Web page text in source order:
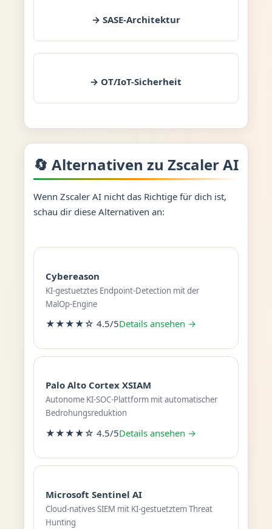
→ SASE-Architektur
→ OT/IoT-Sicherheit
🔄 Alternativen zu Zscaler AI
Wenn Zscaler AI nicht das Richtige für dich ist,
schau dir diese Alternativen an:
Cybereason
KI-gestuetztes Endpoint-Detection mit der
MalOp-Engine
★★★★☆ 4.5/5Details ansehen →
Palo Alto Cortex XSIAM
Autonome KI-SOC-Plattform mit automatischer
Bedrohungsreduktion
★★★★☆ 4.5/5Details ansehen →
Microsoft Sentinel AI
Cloud-natives SIEM mit KI-gestuetztem Threat
Hunting